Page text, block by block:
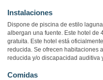
Instalaciones
Dispone de piscina de estilo
albergan una fuente. Este hotel de
gratuita. Este hotel está
reducida. Se ofrecen habitaciones
reducida y/o discapacidad auditiva
Comidas